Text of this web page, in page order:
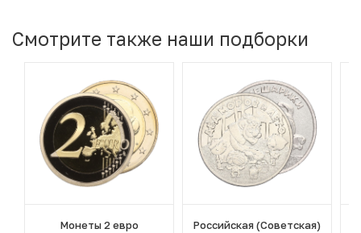
Смотрите также наши подборки
Монеты 2 евро
Российская (Советская)